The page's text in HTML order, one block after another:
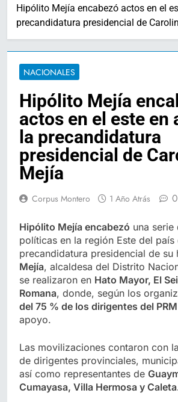
Hipólito Mejía encabezó actos en el
precandidatura presidencial de
NACIONALES
Hipólito Mejía
actos en el este en
la precandidatura
presidencial de
Mejía
Corpus Montero 1 Año Atrás 0
Hipólito Mejía encabezó una
políticas en la región Este del país
precandidatura presidencial de su
Mejía, alcaldesa del Distrito
se realizaron en Hato Mayor, El
Romana, donde, según los
del 75 % de los dirigentes del PRM
apoyo.
Las movilizaciones contaron con
de dirigentes provinciales,
así como representantes de
Cumayasa, Villa Hermosa y Caleta